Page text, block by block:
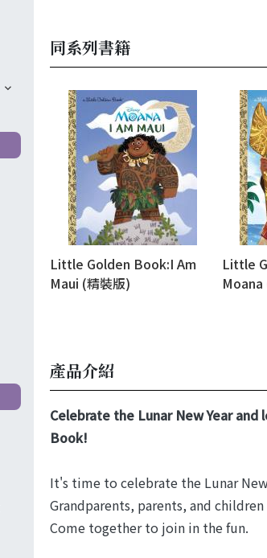
同系列書籍
Little Golden Book:I Am
Maui (精裝版)
Little
Moana
產品介紹
Celebrate the Lunar New Year
Book!
It's time to celebrate the Lunar
Grandparents, parents, and
Come together to join in the fun.